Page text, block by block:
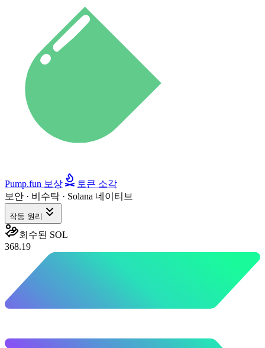
Pump.fun 보상
토큰 소각
보안 · 비수탁 · Solana 네이티브
작동 원리
회수된 SOL
368.19